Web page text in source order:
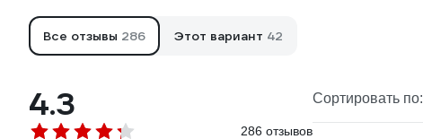
Все отзывы 286 Этот вариант 42
4.3
286 отзывов
Сортировать по: